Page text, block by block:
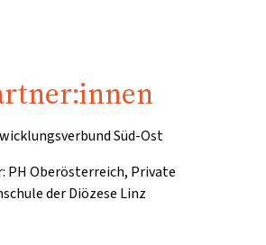
Süd-Ost
PH Oberösterreich, Private
der Diözese Linz